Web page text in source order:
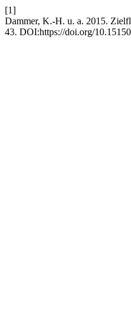
[1]
Dammer, K.-H. u. a. 2015.
43. DOI:https://doi.org/